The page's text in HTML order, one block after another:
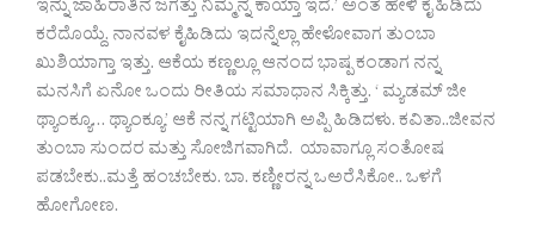
ಇನ್ನು ಜಾಹಿರಾತಿನ ಜಗತ್ತು ನಿಮ್ಮನ್ನ ಕಾಯ್ತಾ ಇದೆ.’ ಅಂತ ಹೇಳಿ ಕೈ ಹಿಡಿದು
ಕರೆದೊಯ್ದೆ. ನಾನವಳ ಕೈಹಿಡಿದು ಇದನ್ನೆಲ್ಲಾ ಹೇಳೋವಾಗ ತುಂಬಾ
ಖುಶಿಯಾಗ್ತಾ ಇತ್ತು. ಆಕೆಯ ಕಣ್ಣಲ್ಲೂ ಆನಂದ ಭಾಷ್ಪ ಕಂಡಾಗ ನನ್ನ
ಮನಸಿಗೆ ಏನೋ ಒಂದು ರೀತಿಯ ಸಮಾಧಾನ ಸಿಕ್ಕಿತ್ತು. ‘ ಮ್ಯಡಮ್ ಜೀ
ಥ್ಯಾಂಕ್ಯೂ… ಥ್ಯಾಂಕ್ಯೂ’ ಆಕೆ ನನ್ನ ಗಟ್ಟಿಯಾಗಿ ಅಪ್ಪಿ ಹಿಡಿದಳು. ಕವಿತಾ..ಜೀವನ
ತುಂಬಾ ಸುಂದರ ಮತ್ತು ಸೋಜಿಗವಾಗಿದೆ. ಯಾವಾಗ್ಲೂ ಸಂತೋಷ
ಪಡಬೇಕು..ಮತ್ತೆ ಹಂಚಬೇಕು. ಬಾ. ಕಣ್ಣೀರನ್ನ ಒಅರೆಸಿಕೋ.. ಒಳಗೆ
ಹೋಗೋಣ.